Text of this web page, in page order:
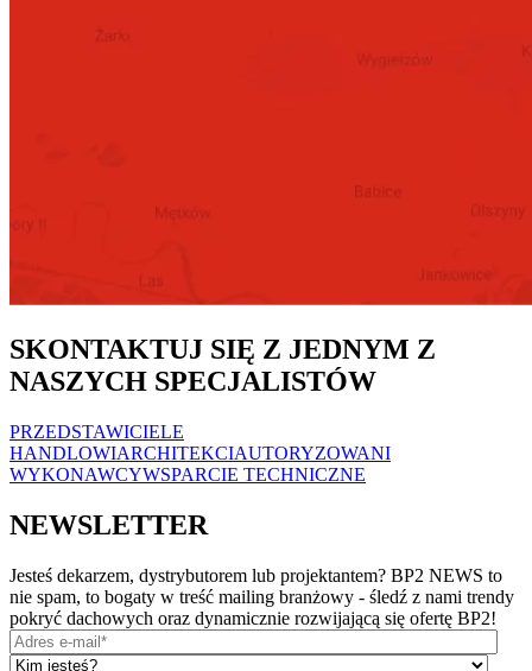
SKONTAKTUJ SIĘ Z JEDNYM Z
NASZYCH SPECJALISTÓW
PRZEDSTAWICIELE
HANDLOWIARCHITEKCIAUTORYZOWANI
WYKONAWCYWSPARCIE TECHNICZNE
NEWSLETTER
Jesteś dekarzem, dystrybutorem lub projektantem? BP2 NEWS to
nie spam, to bogaty w treść mailing branżowy - śledź z nami trendy
pokryć dachowych oraz dynamicznie rozwijającą się ofertę BP2!